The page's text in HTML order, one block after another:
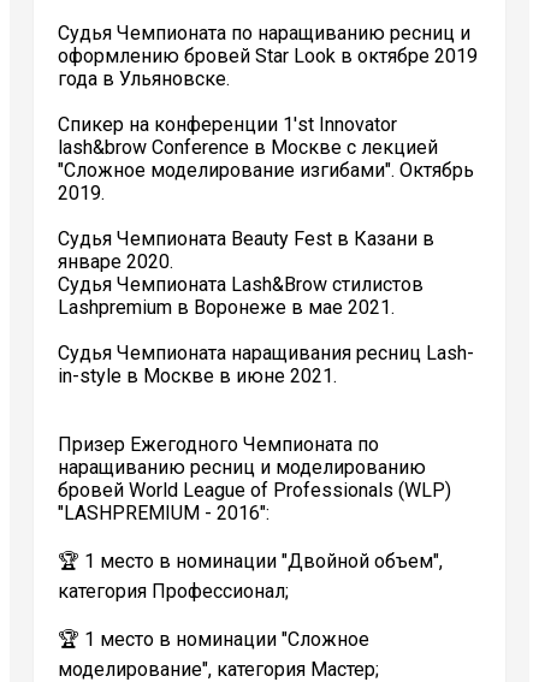
Судья Чемпионата по наращиванию ресниц и
оформлению бровей Star Look в октябре 2019
года в Ульяновске.
Спикер на конференции 1'st Innovator
lash&brow Conference в Москве с лекцией
"Сложное моделирование изгибами". Октябрь
2019.
Судья Чемпионата Beauty Fest в Казани в
январе 2020.
Судья Чемпионата Lash&Brow стилистов
Lashpremium в Воронеже в мае 2021.
Судья Чемпионата наращивания ресниц Lash-
in-style в Москве в июне 2021.
Призер Ежегодного Чемпионата по
наращиванию ресниц и моделированию
бровей World League of Рrofessionals (WLP)
"LASHPREMIUM - 2016":
🏆 1 место в номинации "Двойной объем",
категория Профессионал;
🏆 1 место в номинации "Сложное
моделирование", категория Мастер;